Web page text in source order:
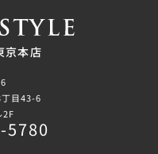
京本店
目43-6
2F
5780